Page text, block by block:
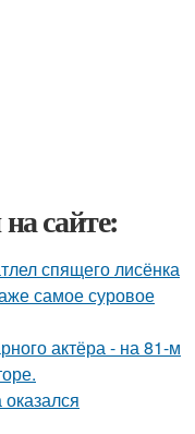
сайте:
спящего лисёнка
самое суровое
актёра - на 81-м